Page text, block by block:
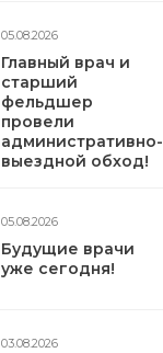
05.08.2026
Главный врач и
старший
фельдшер
провели
административно-
выездной обход!
05.08.2026
Будущие врачи
уже сегодня!
03.08.2026